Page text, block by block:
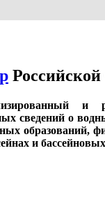
и
сведений о
образований,
и